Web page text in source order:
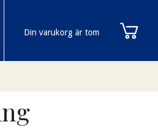
Din varukorg är tom